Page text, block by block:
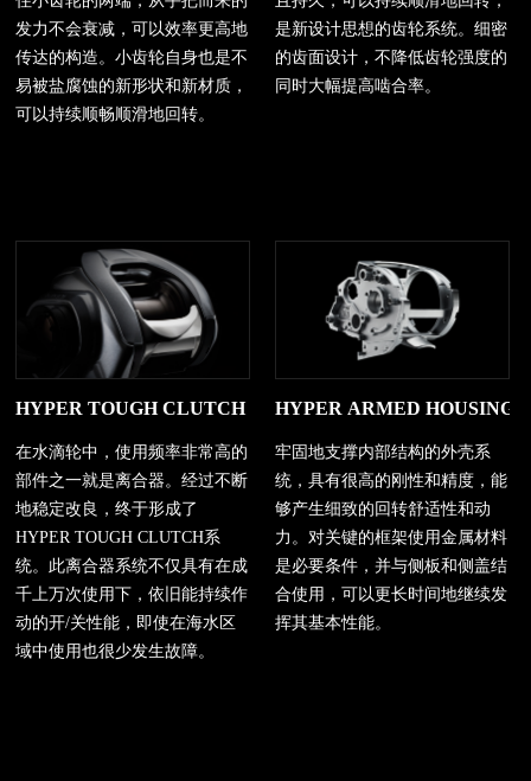
发力不会衰减，可以效率更高地
传达的构造。小齿轮自身也是不
易被盐腐蚀的新形状和新材质，
可以持续顺畅顺滑地回转。
是新设计思想的齿轮系统。细密
的齿面设计，不降低齿轮强度的
同时大幅提高啮合率。
HYPER TOUGH CLUTCH 强力坚固离合器
在水滴轮中，使用频率非常高的
部件之一就是离合器。经过不断
地稳定改良，终于形成了
HYPER TOUGH CLUTCH系
统。此离合器系统不仅具有在成
千上万次使用下，依旧能持续作
动的开/关性能，即使在海水区
域中使用也很少发生故障。
HYPER ARMED HOUSING
牢固地支撑内部结构的外壳系
统，具有很高的刚性和精度，能
够产生细致的回转舒适性和动
力。对关键的框架使用金属材料
是必要条件，并与侧板和侧盖结
合使用，可以更长时间地继续发
挥其基本性能。